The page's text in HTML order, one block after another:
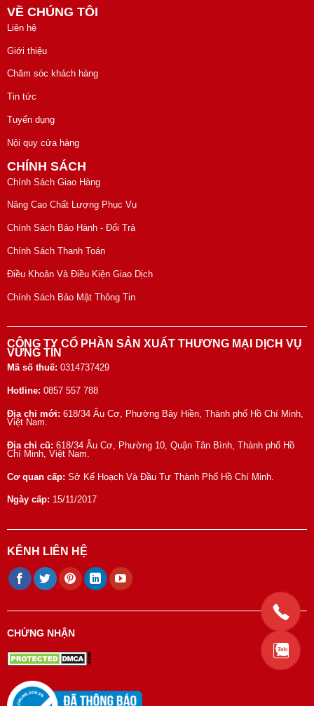
VỀ CHÚNG TÔI
Liên hệ
Giới thiệu
Chăm sóc khách hàng
Tin tức
Tuyển dụng
Nội quy cửa hàng
CHÍNH SÁCH
Chính Sách Giao Hàng
Nâng Cao Chất Lượng Phục Vụ
Chính Sách Bảo Hành - Đổi Trả
Chính Sách Thanh Toán
Điều Khoản Và Điều Kiện Giao Dịch
Chính Sách Bảo Mật Thông Tin
CÔNG TY CỔ PHẦN SẢN XUẤT THƯƠNG MẠI DỊCH VỤ
VỮNG TÍN
Mã số thuế: 0314737429
Hotline: 0857 557 788
Địa chỉ mới: 618/34 Âu Cơ, Phường Bảy Hiền, Thành phố Hồ Chí Minh,
Việt Nam.
Địa chỉ cũ: 618/34 Âu Cơ, Phường 10, Quận Tân Bình, Thành phố Hồ
Chí Minh, Việt Nam.
Cơ quan cấp: Sở Kế Hoạch Và Đầu Tư Thành Phố Hồ Chí Minh.
Ngày cấp: 15/11/2017
KÊNH LIÊN HỆ
CHỨNG NHẬN